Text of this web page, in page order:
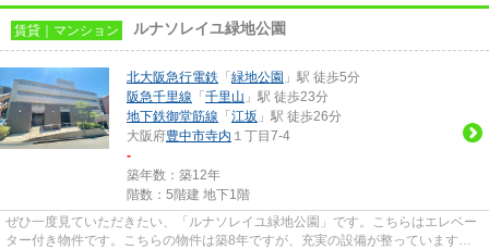
賃貸｜マンション ルナソレイユ緑地公園
北大阪急行電鉄 「 緑地公園 」駅 徒歩5分
阪急千里線 「 千里山 」駅 徒歩23分
地下鉄御堂筋線 「 江坂 」駅 徒歩26分
大阪府豊中市寺内 １丁目7-4
-
築年数：築12年
階数：5階建 地下1階
ぜひ一度見ていただきたい、「ルナソレイユ緑地公園」です。こちらはエレベー
ター付き物件です。こちらの物件は築8年ですが、充実の設備が整っています。